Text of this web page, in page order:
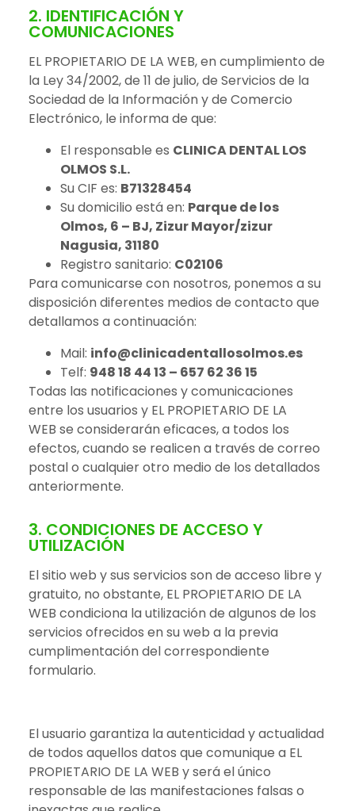
2. IDENTIFICACIÓN Y
COMUNICACIONES
EL PROPIETARIO DE LA WEB, en cumplimiento de
la Ley 34/2002, de 11 de julio, de Servicios de la
Sociedad de la Información y de Comercio
Electrónico, le informa de que:
El responsable es CLINICA DENTAL LOS
OLMOS S.L.
Su CIF es: B71328454
Su domicilio está en: Parque de los
Olmos, 6 – BJ, Zizur Mayor/zizur
Nagusia, 31180
Registro sanitario: C02106
Para comunicarse con nosotros, ponemos a su
disposición diferentes medios de contacto que
detallamos a continuación:
Mail: info@clinicadentallosolmos.es
Telf: 948 18 44 13 – 657 62 36 15
Todas las notificaciones y comunicaciones
entre los usuarios y EL PROPIETARIO DE LA
WEB se considerarán eficaces, a todos los
efectos, cuando se realicen a través de correo
postal o cualquier otro medio de los detallados
anteriormente.
3. CONDICIONES DE ACCESO Y
UTILIZACIÓN
El sitio web y sus servicios son de acceso libre y
gratuito, no obstante, EL PROPIETARIO DE LA
WEB condiciona la utilización de algunos de los
servicios ofrecidos en su web a la previa
cumplimentación del correspondiente
formulario.
El usuario garantiza la autenticidad y actualidad
de todos aquellos datos que comunique a EL
PROPIETARIO DE LA WEB y será el único
responsable de las manifestaciones falsas o